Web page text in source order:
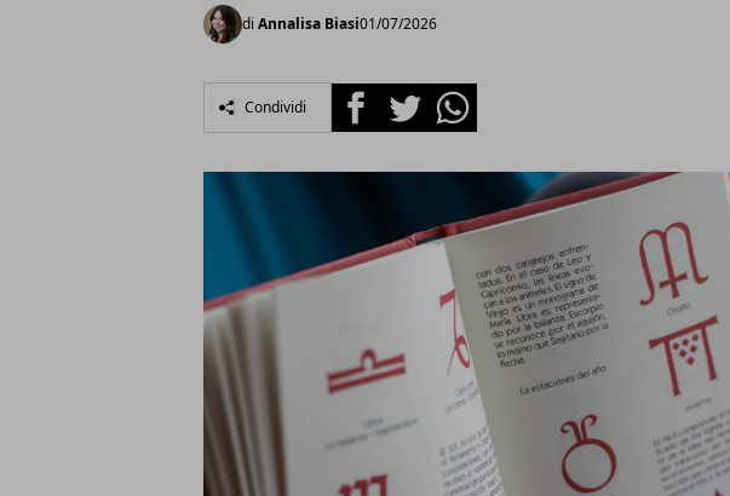
di Annalisa Biasi01/07/2026
Condividi FacebookTwitterWhatsapp